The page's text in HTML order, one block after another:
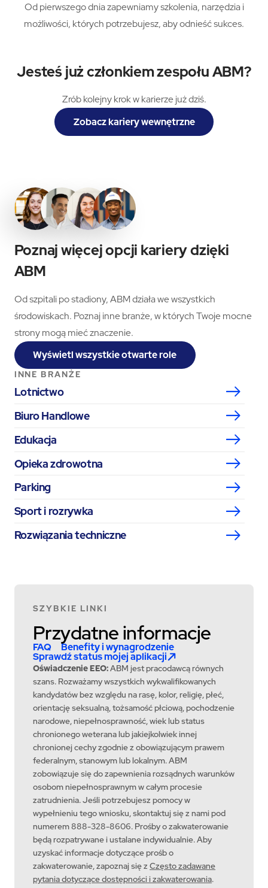
Od pierwszego dnia zapewniamy szkolenia, narzędzia i
możliwości, których potrzebujesz, aby odnieść sukces.
Jesteś już członkiem zespołu ABM?
Zrób kolejny krok w karierze już dziś.
Zobacz kariery wewnętrzne
Poznaj więcej opcji kariery dzięki
ABM
Od szpitali po stadiony, ABM działa we wszystkich
środowiskach. Poznaj inne branże, w których Twoje mocne
strony mogą mieć znaczenie.
Wyświetl wszystkie otwarte role
INNE BRANŻE
Lotnictwo
Biuro Handlowe
Edukacja
Opieka zdrowotna
Parking
Sport i rozrywka
Rozwiązania techniczne
SZYBKIE LINKI
Przydatne informacje
FAQ Benefity i wynagrodzenie
Sprawdź status mojej aplikacji
Oświadczenie EEO:ABM jest pracodawcą równych
szans. Rozważamy wszystkich wykwalifikowanych
kandydatów bez względu na rasę, kolor, religię, płeć,
orientację seksualną, tożsamość płciową, pochodzenie
narodowe, niepełnosprawność, wiek lub status
chronionego weterana lub jakiejkolwiek innej
chronionej cechy zgodnie z obowiązującym prawem
federalnym, stanowym lub lokalnym. ABM
zobowiązuje się do zapewnienia rozsądnych warunków
osobom niepełnosprawnym w całym procesie
zatrudnienia. Jeśli potrzebujesz pomocy w
wypełnieniu tego wniosku, skontaktuj się z nami pod
numerem 888-328-8606. Prośby o zakwaterowanie
będą rozpatrywane i ustalane indywidualnie. Aby
uzyskać informacje dotyczące prośb o
zakwaterowanie, zapoznaj się zCzęsto zadawane
pytania dotyczące dostępności i zakwaterowania.